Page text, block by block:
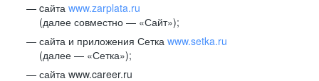
cайта www.zarplata.ru
(далее совместно — «Сайт»);
сайта и приложения Сетка www.setka.ru
(далее — «Сетка»);
сайта www.career.ru